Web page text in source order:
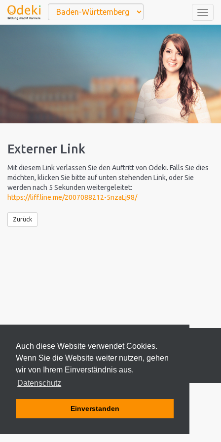
Auch diese Website verwendet Cookies.
Wenn Sie die Website weiter nutzen, gehen
wir von Ihrem Einverständnis aus.
Datenschutz
Einverstanden
Externer Link
Mit diesem Link verlassen Sie den Auftritt von Odeki. Falls Sie dies
möchten, klicken Sie bitte auf unten stehenden Link, oder Sie
werden nach 5 Sekunden weitergeleitet:
https://liff.line.me/2007088212-5nzaLj98/
Zurück
© 2026 ODEKI - ALLE RECHTE VORBEHALTEN